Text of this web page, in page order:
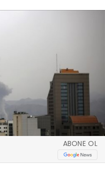
ABONE OL